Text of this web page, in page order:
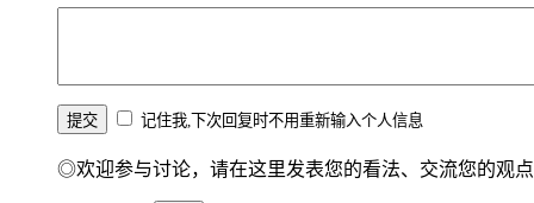
记住我,下次回复时不用重新输入个人信息
◎欢迎参与讨论，请在这里发表您的看法、交流您的观